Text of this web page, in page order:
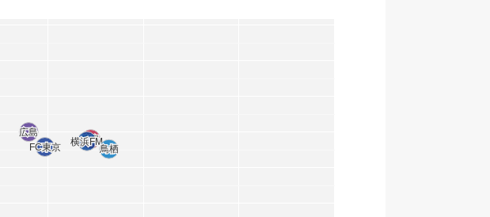
鹿島
鹿島
FC東京
FC東京
横浜FM
横浜FM
広島
広島
鳥栖
鳥栖